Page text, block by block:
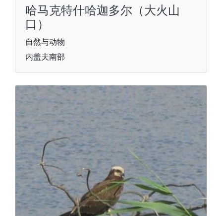
哈马克特什哈迦多尔（大火山
口）
自然与动物
内盖夫南部